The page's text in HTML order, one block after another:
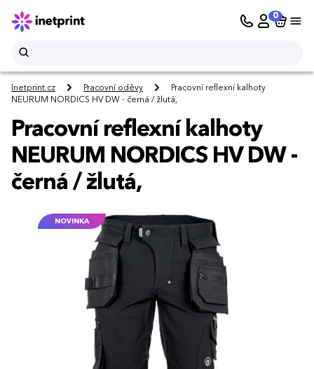
0
Inetprint.cz Pracovní oděvy
Pracovní reflexní kalhoty
NEURUM NORDICS HV DW - černá / žlutá,
Pracovní reflexní kalhoty
NEURUM NORDICS HV DW -
černá / žlutá,
NOVINKA